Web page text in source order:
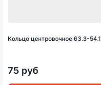
Кольцо центровочное 63.3-54.1
75 руб